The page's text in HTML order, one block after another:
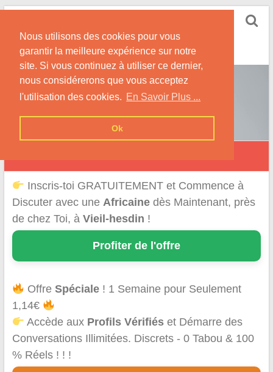
Nous utilisons des cookies pour vous
garantir la meilleure expérience sur notre
site. Si vous continuez à utiliser ce dernier,
nous considérerons que vous acceptez
l'utilisation des cookies. En Savoir Plus ...
Ok
Skip
content
Conseils et Infos pour la Rencontre d'une Belle
Africaine !
Inscris-toi GRATUITEMENT et Commence à
Discuter avec une Africainedès Maintenant, près
de chez Toi, à Vieil-hesdin !
Profiter de l'offre
OffreSpéciale ! 1 Semaine pour Seulement
1,14€
Accède aux Profils Vérifiés et Démarre des
Conversations Illimitées. Discrets - 0 Tabou & 100
% Réels ! ! !